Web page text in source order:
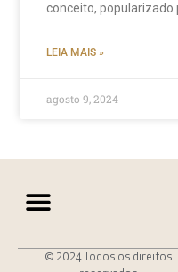
conceito, popularizado
LEIA MAIS »
agosto 9, 2024
© 2024 Todos os direitos